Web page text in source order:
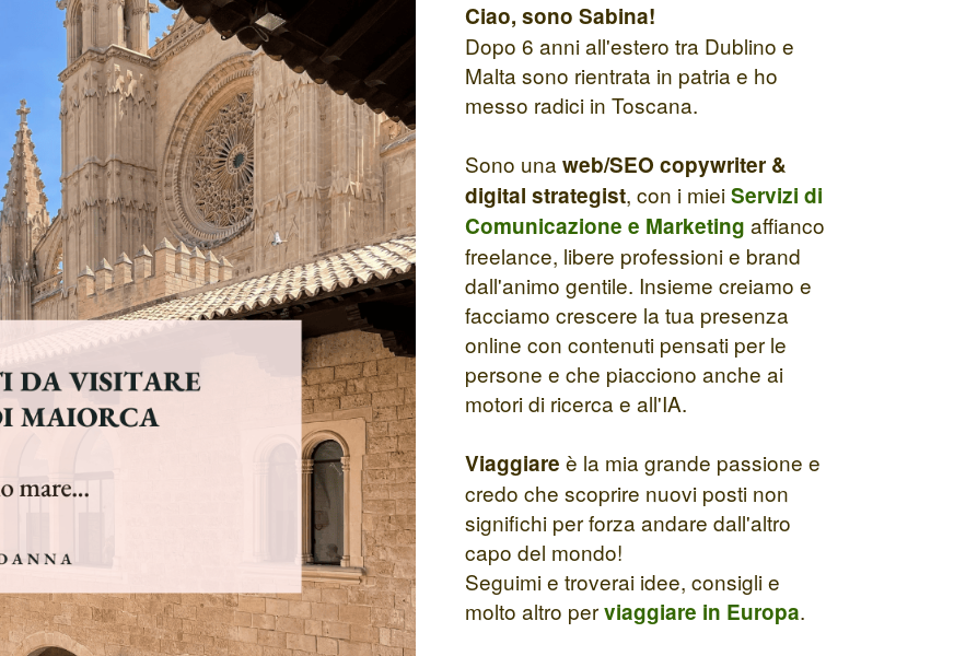
Ciao, sono Sabina!
Dopo 6 anni all'estero tra Dublino e
Malta sono rientrata in patria e ho
messo radici in Toscana.
Sono una web/SEO copywriter &
digital strategist, con i mieiServizi di
Comunicazione e Marketing affianco
freelance, libere professioni e brand
dall'animo gentile. Insieme creiamo e
facciamo crescere la tua presenza
online con contenuti pensati per le
persone e che piacciono anche ai
motori di ricerca e all'IA.
Viaggiare è la mia grande passione e
credo che scoprire nuovi posti non
significhi per forza andare dall'altro
capo del mondo!
Seguimi e troverai idee, consigli e
molto altro perviaggiare in Europa.